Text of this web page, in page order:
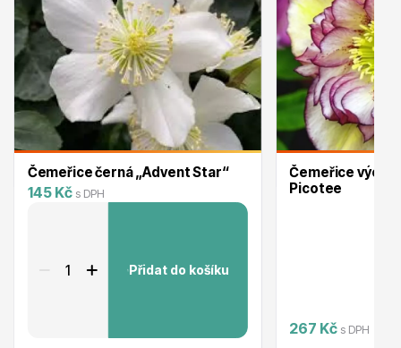
Okrasné trávy
Čemeřice černá „Advent Star“
145 Kč s DPH
Přidat do košíku
Čemeřice
Picotee
267 Kč s DPH